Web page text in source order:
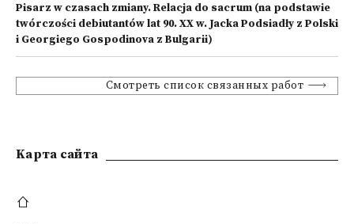
Pisarz w czasach zmiany. Relacja do sacrum (na podstawie
twórczości debiutantów lat 90. XX w. Jacka Podsiadły z Polski
i Georgiego Gospodinova z Bulgarii)
Смотреть список связанных работ
Kарта сайта